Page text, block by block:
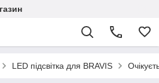
LED підсвітка для BRAVIS